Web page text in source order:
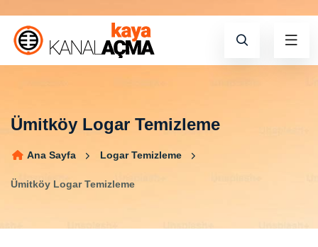
Ümitköy Logar Temizleme
Ana Sayfa Logar Temizleme
Ümitköy Logar Temizleme